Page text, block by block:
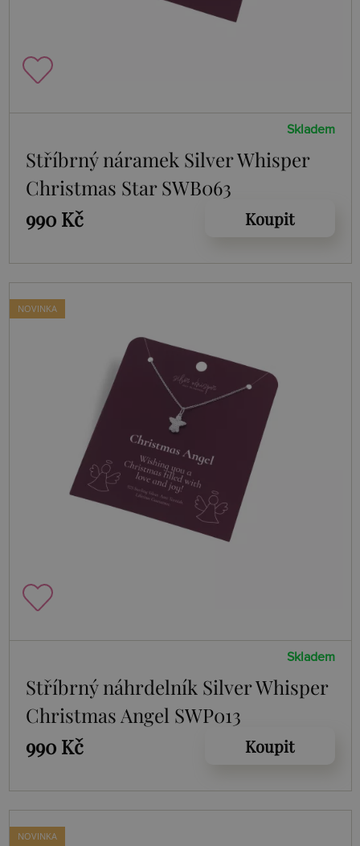
Skladem
Stříbrný náramek Silver Whisper
Christmas Star SWB063
990 Kč
Koupit
NOVINKA
Skladem
Stříbrný náhrdelník Silver Whisper
Christmas Angel SWP013
990 Kč
Koupit
NOVINKA